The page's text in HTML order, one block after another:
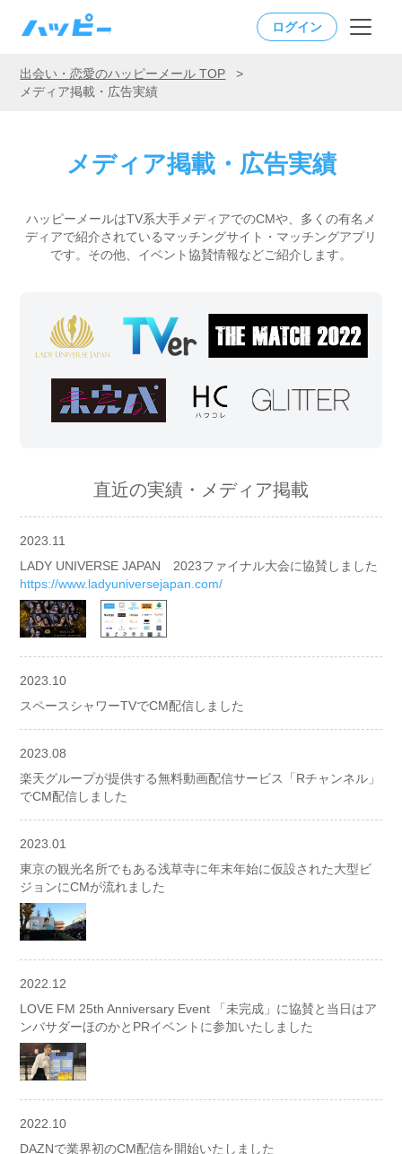
ログイン
出会い・恋愛のハッピーメール TOP
>
メディア掲載・広告実績
メディア掲載・広告実績
ハッピーメールはTV系大手メディアでのCMや、多くの有名メ
ディアで紹介されているマッチングサイト・マッチングアプリ
です。 その他、イベント協賛情報などご紹介します。
直近の実績・メディア掲載
2023.11
LADY UNIVERSE JAPAN 2023ファイナル大会に協賛しました
https://www.ladyuniversejapan.com/
2023.10
スペースシャワーTVでCM配信しました
2023.08
楽天グループが提供する無料動画配信サービス「Rチャンネル」
でCM配信しました
2023.01
東京の観光名所でもある浅草寺に年末年始に仮設された大型ビ
ジョンにCMが流れました
2022.12
LOVE FM 25th Anniversary Event 「未完成」に協賛と当日はア
ンバサダーほのかとPRイベントに参加いたしました
2022.10
DAZNで業界初のCM配信を開始いたしました